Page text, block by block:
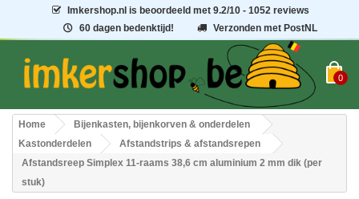
Imkershop.nl is beoordeeld met9.2/10 - 1052 reviews
60 dagen bedenktijd!
Verzonden met PostNL
0
Home
Bijenkasten, bijenkorven & onderdelen
Kastonderdelen
Afstandstrips & afstandsrepen
Afstandsreep Simplex 11-raams 38,6 cm aluminium 2 mm dik (per
stuk)